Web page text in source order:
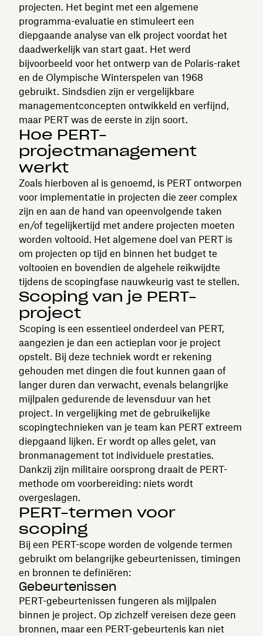
projecten. Het begint met een algemene
programma-evaluatie en stimuleert een
diepgaande analyse van elk project voordat het
daadwerkelijk van start gaat. Het werd
bijvoorbeeld voor het ontwerp van de Polaris-raket
en de Olympische Winterspelen van 1968
gebruikt. Sindsdien zijn er vergelijkbare
managementconcepten ontwikkeld en verfijnd,
maar PERT was de eerste in zijn soort.
Hoe PERT-
projectmanagement
werkt
Zoals hierboven al is genoemd, is PERT ontworpen
voor implementatie in projecten die zeer complex
zijn en aan de hand van opeenvolgende taken
en/of tegelijkertijd met andere projecten moeten
worden voltooid. Het algemene doel van PERT is
om projecten op tijd en binnen het budget te
voltooien en bovendien de algehele reikwijdte
tijdens de scopingfase nauwkeurig vast te stellen.
Scoping van je PERT-
project
Scoping is een essentieel onderdeel van PERT,
aangezien je dan een actieplan voor je project
opstelt. Bij deze techniek wordt er rekening
gehouden met dingen die fout kunnen gaan of
langer duren dan verwacht, evenals belangrijke
mijlpalen gedurende de levensduur van het
project. In vergelijking met de gebruikelijke
scopingtechnieken van je team kan PERT extreem
diepgaand lijken. Er wordt op alles gelet, van
bronmanagement tot individuele prestaties.
Dankzij zijn militaire oorsprong draait de PERT-
methode om voorbereiding: niets wordt
overgeslagen.
PERT-termen voor
scoping
Bij een PERT-scope worden de volgende termen
gebruikt om belangrijke gebeurtenissen, timingen
en bronnen te definiëren:
Gebeurtenissen
PERT-gebeurtenissen fungeren als mijlpalen
binnen je project. Op zichzelf vereisen deze geen
bronnen, maar een PERT-gebeurtenis kan niet